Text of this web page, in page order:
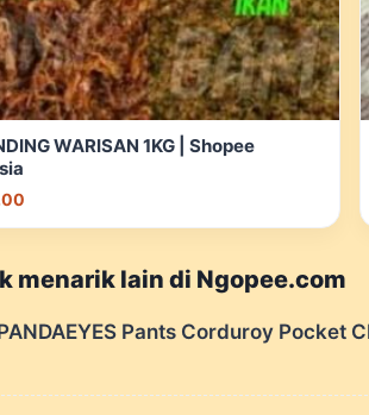
WARISAN 1KG | Shopee
menarik lain di Ngopee.com
Pants Corduroy Pocket